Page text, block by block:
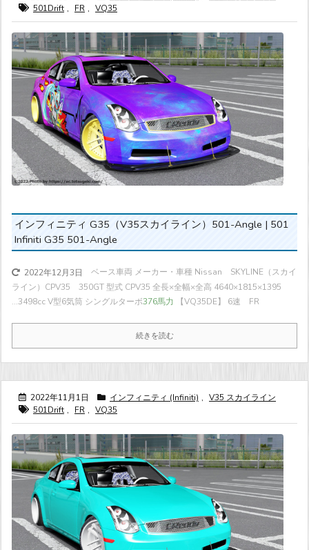
501Drift , FR , VQ35
インフィニティ G35（V35スカイライン）501-Angle | 501
Infiniti G35 501-Angle
2022年12月3日
ベース車両 メーカー・車種 Nissan SKYLINE（スカイ
ライン）CPV35 350GT 型式 CPV35 全長×全幅×全高 4640×1815×1395
...3498cc V型6気筒 シングルターボ376馬力 【VQ35DE】 6速 FR
続きを読む
2022年11月1日 インフィニティ (Infiniti) , V35 スカイライン
501Drift , FR , VQ35